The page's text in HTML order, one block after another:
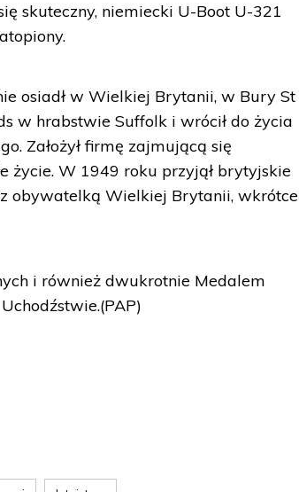
skuteczny, niemiecki U-Boot U-321
osiadł w Wielkiej Brytanii, w Bury St
w hrabstwie Suffolk i wrócił do życia
Założył firmę zajmującą się
życie. W 1949 roku przyjął brytyjskie
obywatelką Wielkiej Brytanii, wkrótce
i również dwukrotnie Medalem